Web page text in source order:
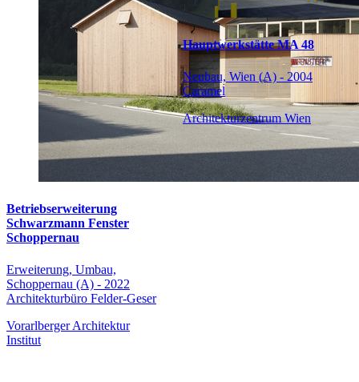
Betriebserweiterung
Schwarzmann Fenster
Schoppernau
Erweiterung, Umbau,
Schoppernau (A) - 2022
Architekturbüro Felder-Geser
Vorarlberger Architektur
Institut
Hauptwerkstätte MA 48
Neubau, Wien (A) - 2004
Caramel
Architekturzentrum Wien